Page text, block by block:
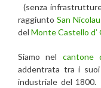
(senza
raggiunto San Nicolau
del Monte Castello d’
Siamo nel cantone
addentrata tra i
industriale del